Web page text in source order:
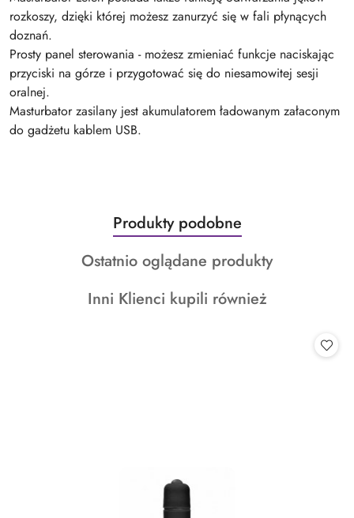
rozkoszy, dzięki której możesz zanurzyć się w fali płynących
doznań.
Prosty panel sterowania - możesz zmieniać funkcje naciskając
przyciski na górze i przygotować się do niesamowitej sesji
oralnej.
Masturbator zasilany jest akumulatorem ładowanym załaconym
do gadżetu kablem USB.
Pomiń karuzelę produktów
Produkty
o
statusie:
Produkty podobne
Produkty
statusie:
Ostatnio oglądane produkty
Produkty
Inni Klienci kupili również